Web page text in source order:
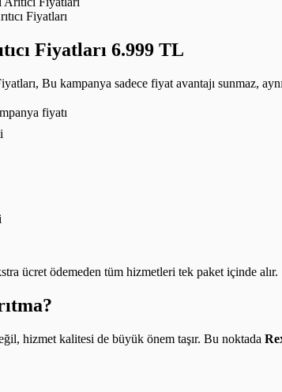
Fiyatları
Fiyatları 6.999 TL
Bu kampanya sadece fiyat avantajı sunmaz,
fiyatı
ücret ödemeden tüm hizmetleri tek paket içinde alır.
hizmet kalitesi de büyük önem taşır. Bu noktada